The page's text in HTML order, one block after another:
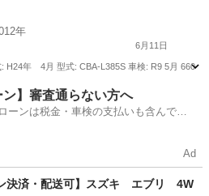
年
6月11日
年 4月 型式: CBA-L385S 車検: R9 5月 660cc
タント 走行距離
ン】審査通らない方へ
ーンは税金・車検の支払いも含んでい
Ad
ン決済・配送可】スズキ エブリ 4W